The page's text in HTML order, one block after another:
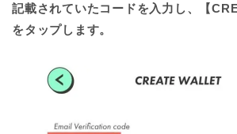
記載されていたコードを入力し、【
をタップします。